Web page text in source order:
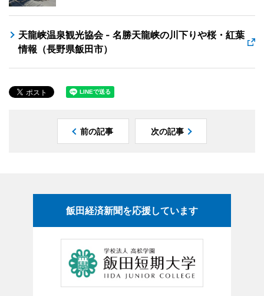
天龍峡温泉観光協会 - 名勝天龍峡の川下りや桜・紅葉
情報（長野県飯田市）
前の記事 次の記事
飯田経済新聞を応援しています